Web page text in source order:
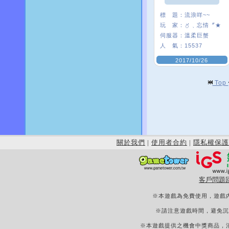
標 題： 流浪咩~~
玩 家：
〥﹑忘情〞★
伺服器： 溫柔巨蟹
人 氣： 15537
2017/10/26
Top
關於我們 | 使用者合約 | 隱私權保護
客戶問題
※本遊戲為免費使用，遊戲
※請注意遊戲時間，避免
※本遊戲提供之機會中獎商品，